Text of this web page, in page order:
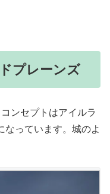
プレーンズ
ンセプトはアイルラ
なっています。城のよ